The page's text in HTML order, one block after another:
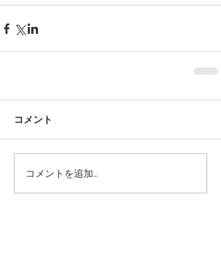
コメント
コメントを追加…